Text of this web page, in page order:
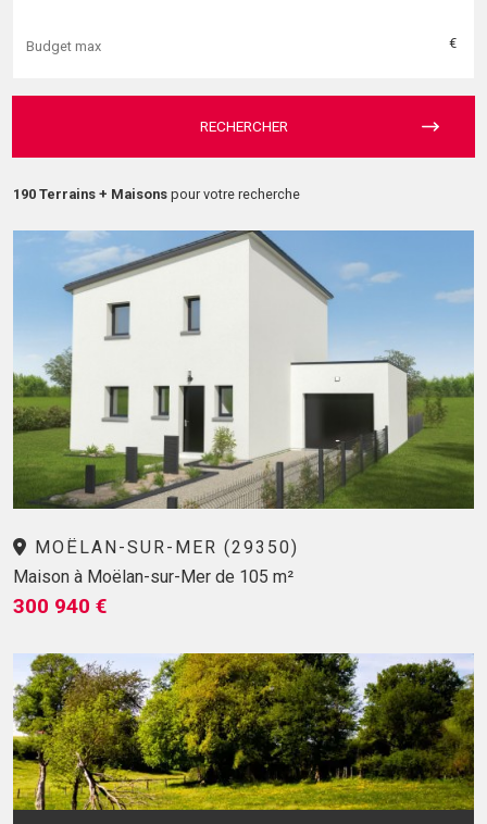
€
RECHERCHER
190 Terrains + Maisons pour votre recherche
MOËLAN-SUR-MER (29350)
Maison à Moëlan-sur-Mer de 105 m²
300 940 €